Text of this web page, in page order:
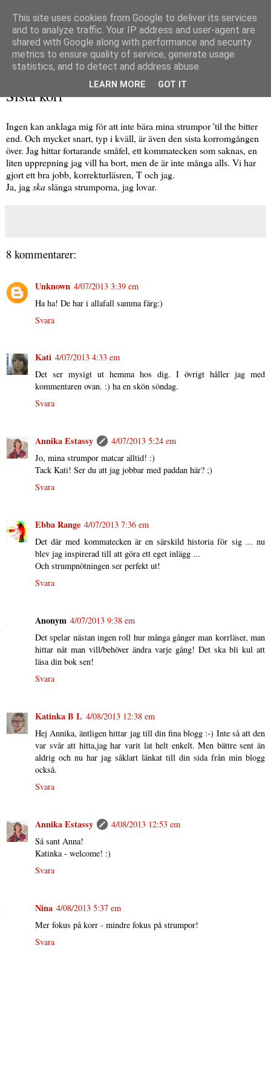
Sista korr
Ingen kan anklaga mig för att inte bära mina strumpor 'til the bitter
end. Och mycket snart, typ i kväll, är även den sista korromgången
över. Jag hittar fortarande småfel, ett kommatecken som saknas, en
liten upprepning jag vill ha bort, men de är inte många alls. Vi har
gjort ett bra jobb, korrekturläsren, T och jag.
Ja, jagskaslänga strumporna, jag lovar.
8 kommentarer:
Unknown 4/07/2013 3:39 em
Ha ha! De har i allafall samma färg:)
Svara
Kati 4/07/2013 4:33 em
Det ser mysigt ut hemma hos dig. I övrigt håller jag med
kommentaren ovan. :) ha en skön söndag.
Svara
Annika Estassy
4/07/2013 5:24 em
Jo, mina strumpor matcar alltid! :)
Tack Kati! Ser du att jag jobbar med paddan här? ;)
Svara
Ebba Range 4/07/2013 7:36 em
Det där med kommatecken är en särskild historia för sig ... nu
blev jag inspirerad till att göra ett eget inlägg ...
Och strumpnötningen ser perfekt ut!
Svara
Anonym 4/07/2013 9:38 em
Det spelar nästan ingen roll hur många gånger man korrläser, man
hittar nåt man vill/behöver ändra varje gång! Det ska bli kul att
läsa din bok sen!
Svara
Katinka B L 4/08/2013 12:38 em
Hej Annika, äntligen hittar jag till din fina blogg :-) Inte så att den
var svår att hitta,jag har varit lat helt enkelt. Men bättre sent än
aldrig och nu har jag såklart länkat till din sida från min blogg
också.
Svara
Annika Estassy
4/08/2013 12:53 em
Så sant Anna!
Katinka - welcome! :)
Svara
Nina 4/08/2013 5:37 em
Mer fokus på korr - mindre fokus på strumpor!
Svara
This site uses cookies from Google to deliver its services
and to analyze traffic. Your IP address and user-agent are
shared with Google along with performance and security
metrics to ensure quality of service, generate usage
statistics, and to detect and address abuse.
LEARN MORE GOT IT